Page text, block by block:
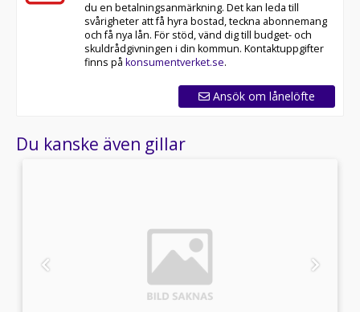
du en betalningsanmärkning. Det kan leda till
svårigheter att få hyra bostad, teckna abonnemang
och få nya lån. För stöd, vänd dig till budget- och
skuldrådgivningen i din kommun. Kontaktuppgifter
finns på konsumentverket.se.
Ansök om lånelöfte
Du kanske även gillar